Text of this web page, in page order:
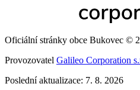
Oficiální stránky obce Bukovec ©
Provozovatel Galileo Corporation
Poslední aktualizace: 7. 8. 2026